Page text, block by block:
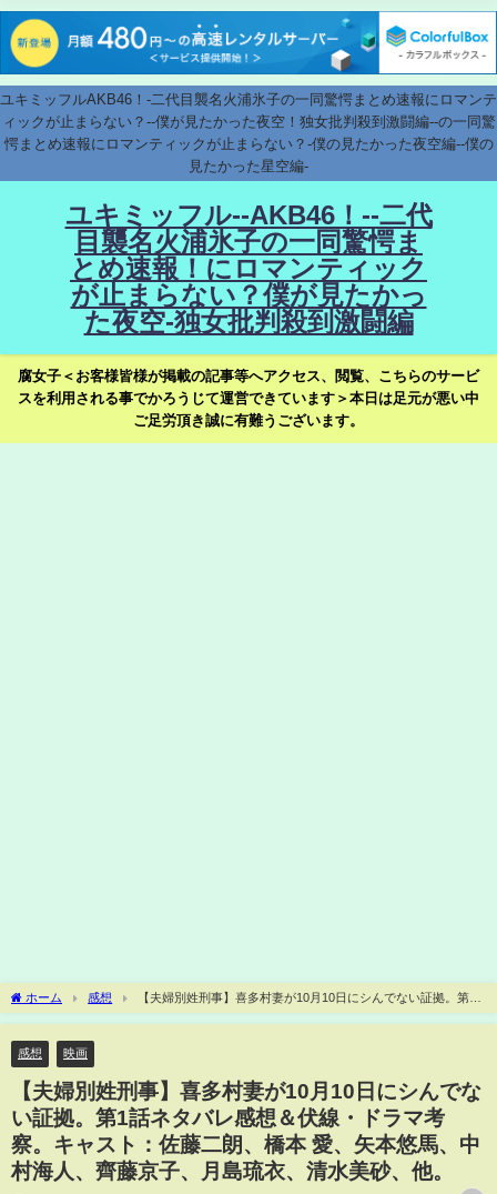
ユキミッフルAKB46！-二代目襲名火浦氷子の一同驚愕まとめ速報にロマンテ
ィックが止まらない？--僕が見たかった夜空！独女批判殺到激闘編--の一同驚
愕まとめ速報にロマンティックが止まらない？-僕の見たかった夜空編--僕の
見たかった星空編-
ユキミッフル--AKB46！--二代
目襲名火浦氷子の一同驚愕ま
とめ速報！にロマンティック
が止まらない？僕が見たかっ
た夜空-独女批判殺到激闘編
腐女子＜お客様皆様が掲載の記事等へアクセス、閲覧、こちらのサービ
スを利用される事でかろうじて運営できています＞本日は足元が悪い中
ご足労頂き誠に有難うございます。
ホーム 感想
【夫婦別姓刑事】喜多村妻が10月10日にシんでない証拠。第1
話ネタバレ感想＆伏線・ドラマ考察。キャスト：佐藤二朗、橋本 愛、矢本悠馬、中村
感想
映画
【夫婦別姓刑事】喜多村妻が10月10日にシんでな
い証拠。第1話ネタバレ感想＆伏線・ドラマ考
察。キャスト：佐藤二朗、橋本 愛、矢本悠馬、中
村海人、齊藤京子、月島琉衣、清水美砂、他。